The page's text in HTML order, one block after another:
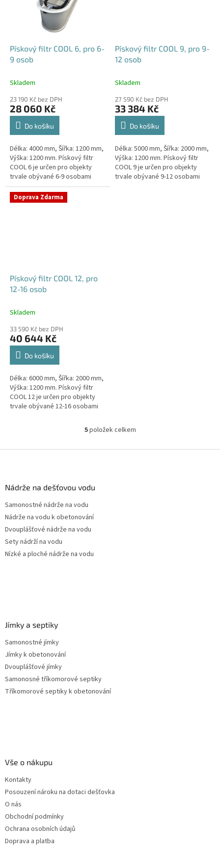
Pískový filtr COOL 6, pro 6-
9 osob
Skladem
23 190 Kč bez DPH
28 060 Kč
Do košíku
Délka: 4000 mm, Šířka: 1200 mm,
Výška: 1200 mm. Pískový filtr
COOL 6 je určen pro objekty
trvale obývané 6-9 osobami
Český výrobek!
Pískový filtr COOL 9, pro 9-
12 osob
Skladem
27 590 Kč bez DPH
33 384 Kč
Do košíku
Délka: 5000 mm, Šířka: 2000 mm,
Výška: 1200 mm. Pískový filtr
COOL 9 je určen pro objekty
trvale obývané 9-12 osobami
Doprava Zdarma
Pískový filtr COOL 12, pro
12-16 osob
Skladem
33 590 Kč bez DPH
40 644 Kč
Do košíku
Délka: 6000 mm, Šířka: 2000 mm,
Výška: 1200 mm. Pískový filtr
COOL 12 je určen pro objekty
trvale obývané 12-16 osobami
O
l
5položek celkem
Nádrže na dešťovou vodu
Samonostné nádrže na vodu
Nádrže na vodu k obetonování
Dvouplášťové nádrže na vodu
Sety nádrží na vodu
Nízké a ploché nádrže na vodu
Jímky a septiky
Samonostné jímky
Jímky k obetonování
Dvouplášťové jímky
Samonosné tříkomorové septiky
Tříkomorové septiky k obetonování
Vše o nákupu
Kontakty
Posouzení nároku na dotaci dešťovka
O nás
Obchodní podmínky
Ochrana osobních údajů
Doprava a platba